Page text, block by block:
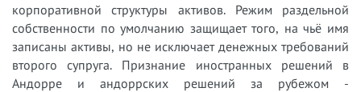
корпоративной структуры активов. Режим раздельной
собственности по умолчанию защищает того, на чьё имя
записаны активы, но не исключает денежных требований
второго супруга. Признание иностранных решений в
Андорре и андоррских решений за рубежом -